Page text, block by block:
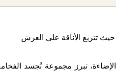
تتربع الأناقة على العرش
تبرز مجموعة تُجسد